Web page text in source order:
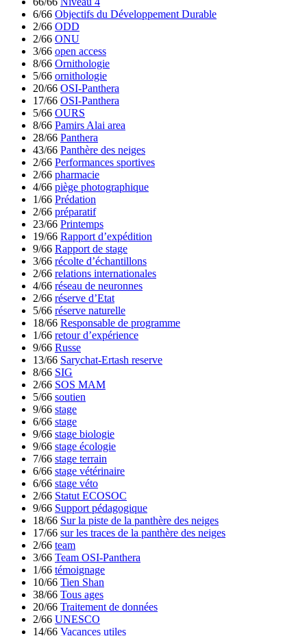
6/66 Objectifs du Développement Durable
2/66 ODD
2/66 ONU
3/66 open access
8/66 Ornithologie
5/66 ornithologie
20/66 OSI-Panthera
17/66 OSI-Panthera
5/66 OURS
8/66 Pamirs Alai area
28/66 Panthera
43/66 Panthère des neiges
2/66 Performances sportives
2/66 pharmacie
4/66 piège photographique
1/66 Prédation
2/66 préparatif
23/66 Printemps
19/66 Rapport d’expédition
9/66 Rapport de stage
3/66 récolte d’échantillons
2/66 relations internationales
4/66 réseau de neuronnes
2/66 réserve d’Etat
5/66 réserve naturelle
18/66 Responsable de programme
1/66 retour d’expérience
9/66 Russe
13/66 Sarychat-Ertash reserve
8/66 SIG
2/66 SOS MAM
5/66 soutien
9/66 stage
6/66 stage
9/66 stage biologie
9/66 stage écologie
7/66 stage terrain
6/66 stage vétérinaire
6/66 stage véto
2/66 Statut ECOSOC
9/66 Support pédagogique
18/66 Sur la piste de la panthère des neiges
17/66 sur les traces de la panthère des neiges
2/66 team
3/66 Team OSI-Panthera
1/66 témoignage
10/66 Tien Shan
38/66 Tous ages
20/66 Traitement de données
2/66 UNESCO
14/66 Vacances utiles